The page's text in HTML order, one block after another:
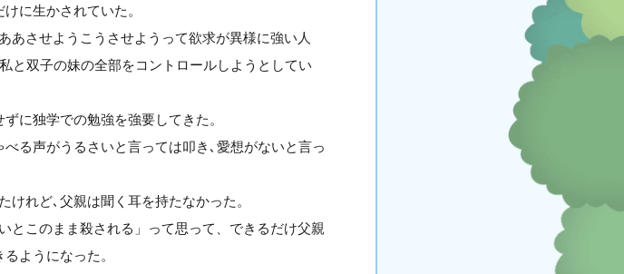
に生かされていた。
あさせようこうさせようって欲求が異様に強い人
と双子の妹の全部をコントロールしようとしてい
に独学での勉強を強要してきた。
る声がうるさいと言っては叩き､愛想がないと言っ
れど､父親は聞く耳を持たなかった。
とこのまま殺される」って思って、できるだけ父親
ようになった。